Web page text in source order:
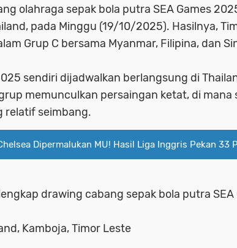
olahraga sepak bola putra SEA Games
pada Minggu (19/10/2025). Hasilnya,
Grup C bersama Myanmar, Filipina, dan
sendiri dijadwalkan berlangsung di
memunculkan persaingan ketat, di mana
relatif seimbang.
Dipermalukan MU! Hasil Liga Inggris Pekan 33
drawing cabang sepak bola putra SEA
Kamboja, Timor Leste